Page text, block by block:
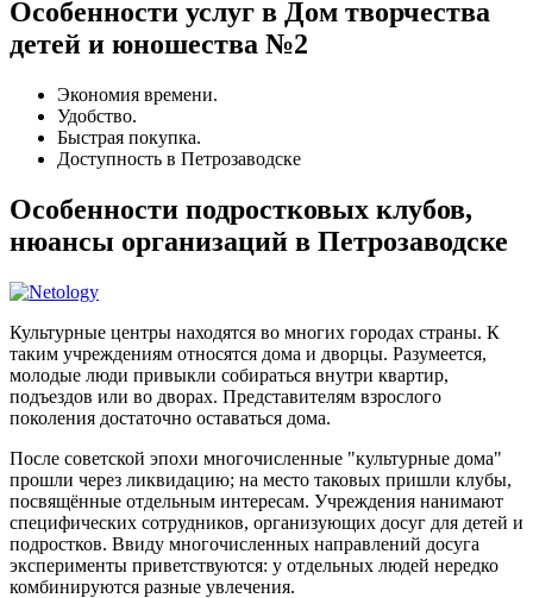
Особенности услуг в Дом творчества
детей и юношества №2
Экономия времени.
Удобство.
Быстрая покупка.
Доступность в Петрозаводске
Особенности подростковых клубов,
нюансы организаций в Петрозаводске
Культурные центры находятся во многих городах страны. К
таким учреждениям относятся дома и дворцы. Разумеется,
молодые люди привыкли собираться внутри квартир,
подъездов или во дворах. Представителям взрослого
поколения достаточно оставаться дома.
После советской эпохи многочисленные "культурные дома"
прошли через ликвидацию; на место таковых пришли клубы,
посвящённые отдельным интересам. Учреждения нанимают
специфических сотрудников, организующих досуг для детей и
подростков. Ввиду многочисленных направлений досуга
эксперименты приветствуются: у отдельных людей нередко
комбинируются разные увлечения.